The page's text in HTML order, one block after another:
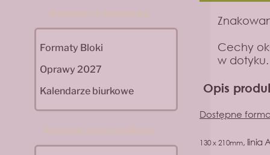
Formaty Bloki
Oprawy 2027
Kalendarze biurkowe
Cechy
w dotyku.
Opis
Dostępne
130 x 210mm, linia